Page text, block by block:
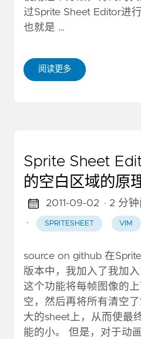
过Sprite Sheet Editor进
也就是 …
阅读更多
Sprite Sheet
的空白区域的原
2011-09-02 · 2 分
·
SPRITESHEET VIM
source on github 在
版本中，我加入了我加
这个功能将每帧图像的
空，然后再将所有清空
大的sheet上，从而使最
能的小。 但是，对于动